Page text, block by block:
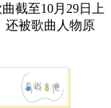
截至10月29日上
还被歌曲人物原